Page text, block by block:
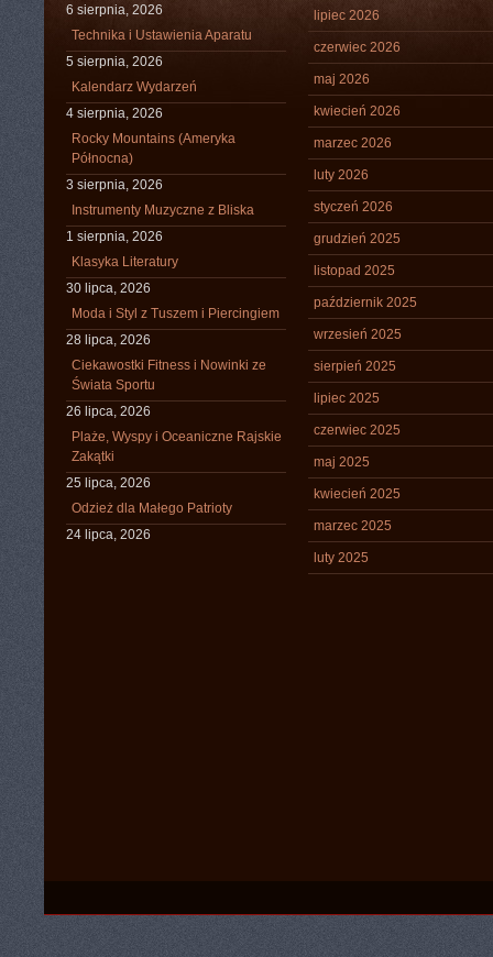
6 sierpnia, 2026
Technika i Ustawienia Aparatu
5 sierpnia, 2026
Kalendarz Wydarzeń
4 sierpnia, 2026
Rocky Mountains (Ameryka
Północna)
3 sierpnia, 2026
Instrumenty Muzyczne z Bliska
1 sierpnia, 2026
Klasyka Literatury
30 lipca, 2026
Moda i Styl z Tuszem i Piercingiem
28 lipca, 2026
Ciekawostki Fitness i Nowinki ze
Świata Sportu
26 lipca, 2026
Plaże, Wyspy i Oceaniczne Rajskie
Zakątki
25 lipca, 2026
Odzież dla Małego Patrioty
24 lipca, 2026
lipiec 2026
czerwiec 2026
maj 2026
kwiecień 2026
marzec 2026
luty 2026
styczeń 2026
grudzień 2025
listopad 2025
październik 2025
wrzesień 2025
sierpień 2025
lipiec 2025
czerwiec 2025
maj 2025
kwiecień 2025
marzec 2025
luty 2025